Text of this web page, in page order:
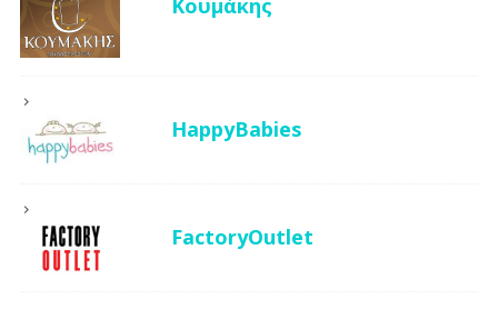
Κουμάκης
HappyBabies
FactoryOutlet